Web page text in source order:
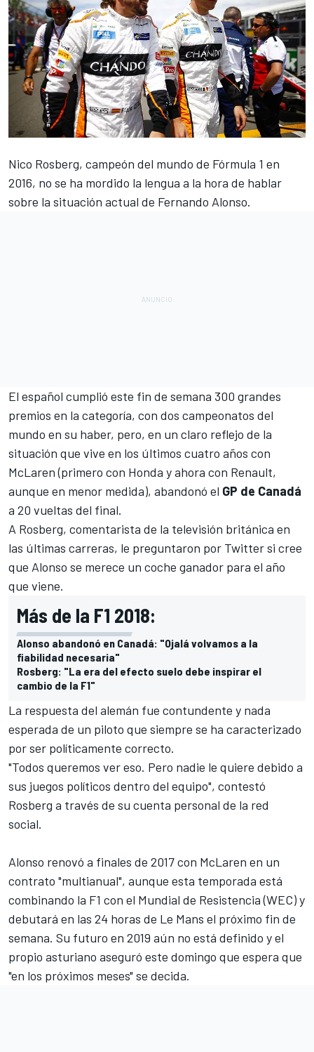
Nico Rosberg, campeón del mundo de Fórmula 1 en
2016, no se ha mordido la lengua a la hora de hablar
sobre la situación actual de Fernando Alonso.
El español cumplió este fin de semana 300 grandes
premios en la categoría, con dos campeonatos del
mundo en su haber, pero, en un claro reflejo de la
situación que vive en los últimos cuatro años con
McLaren (primero con Honda y ahora con Renault,
aunque en menor medida), abandonó el GP de Canadá
a 20 vueltas del final.
A Rosberg, comentarista de la televisión británica en
las últimas carreras, le preguntaron por Twitter si cree
que Alonso se merece un coche ganador para el año
que viene.
Más de la F1 2018:
Alonso abandonó en Canadá: "Ojalá volvamos a la
fiabilidad necesaria"
Rosberg: "La era del efecto suelo debe inspirar el
cambio de la F1"
La respuesta del alemán fue contundente y nada
esperada de un piloto que siempre se ha caracterizado
por ser políticamente correcto.
"Todos queremos ver eso. Pero nadie le quiere debido a
sus juegos políticos dentro del equipo", contestó
Rosberg a través de su cuenta personal de la red
social.
Alonso renovó a finales de 2017 con McLaren en un
contrato "multianual", aunque esta temporada está
combinando la F1 con el Mundial de Resistencia (WEC) y
debutará en las 24 horas de Le Mans el próximo fin de
semana. Su futuro en 2019 aún no está definido y el
propio asturiano aseguró este domingo que espera que
"en los próximos meses" se decida.